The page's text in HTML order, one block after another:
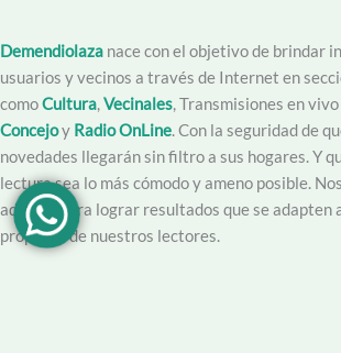
Demendiolaza nace con el objetivo de brindar
usuarios y vecinos a través de Internet en
comoCultura,Vecinales, Transmisiones en
Concejoy Radio OnLine. Con la seguridad de
novedades llegarán sin filtro a sus hogares. Y
lectura sea lo más cómodo y ameno posible.
además para lograr resultados que se adapten
propias y de nuestros lectores.